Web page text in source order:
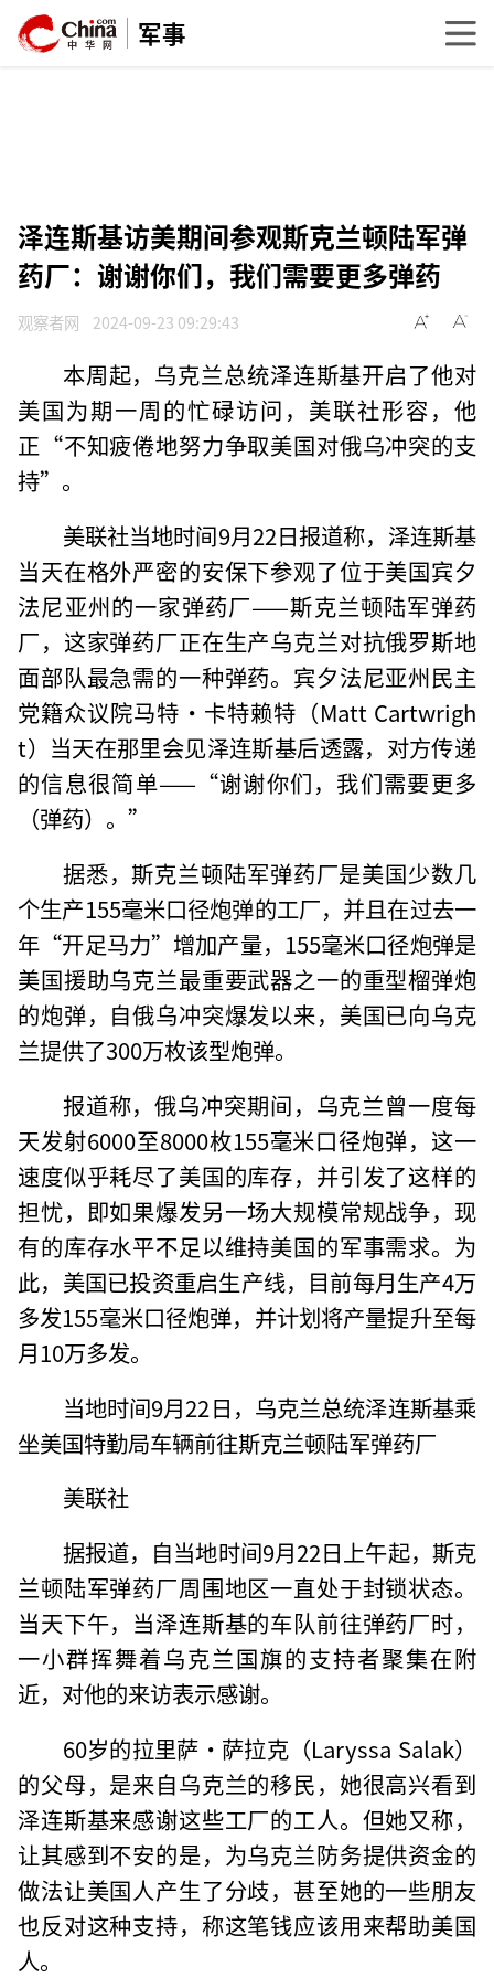
军事
泽连斯基访美期间参观斯克兰顿陆军弹
药厂：谢谢你们，我们需要更多弹药
观察者网 2024-09-23 09:29:43
本周起，乌克兰总统泽连斯基开启了他对
美国为期一周的忙碌访问，美联社形容，他
正“不知疲倦地努力争取美国对俄乌冲突的支
持”。
美联社当地时间9月22日报道称，泽连斯基
当天在格外严密的安保下参观了位于美国宾夕
法尼亚州的一家弹药厂——斯克兰顿陆军弹药
厂，这家弹药厂正在生产乌克兰对抗俄罗斯地
面部队最急需的一种弹药。宾夕法尼亚州民主
党籍众议院马特·卡特赖特（Matt Cartwrigh
t）当天在那里会见泽连斯基后透露，对方传递
的信息很简单——“谢谢你们，我们需要更多
（弹药）。”
据悉，斯克兰顿陆军弹药厂是美国少数几
个生产155毫米口径炮弹的工厂，并且在过去一
年“开足马力”增加产量，155毫米口径炮弹是
美国援助乌克兰最重要武器之一的重型榴弹炮
的炮弹，自俄乌冲突爆发以来，美国已向乌克
兰提供了300万枚该型炮弹。
报道称，俄乌冲突期间，乌克兰曾一度每
天发射6000至8000枚155毫米口径炮弹，这一
速度似乎耗尽了美国的库存，并引发了这样的
担忧，即如果爆发另一场大规模常规战争，现
有的库存水平不足以维持美国的军事需求。为
此，美国已投资重启生产线，目前每月生产4万
多发155毫米口径炮弹，并计划将产量提升至每
月10万多发。
当地时间9月22日，乌克兰总统泽连斯基乘
坐美国特勤局车辆前往斯克兰顿陆军弹药厂
美联社
据报道，自当地时间9月22日上午起，斯克
兰顿陆军弹药厂周围地区一直处于封锁状态。
当天下午，当泽连斯基的车队前往弹药厂时，
一小群挥舞着乌克兰国旗的支持者聚集在附
近，对他的来访表示感谢。
60岁的拉里萨·萨拉克（Laryssa Salak）
的父母，是来自乌克兰的移民，她很高兴看到
泽连斯基来感谢这些工厂的工人。但她又称，
让其感到不安的是，为乌克兰防务提供资金的
做法让美国人产生了分歧，甚至她的一些朋友
也反对这种支持，称这笔钱应该用来帮助美国
人。